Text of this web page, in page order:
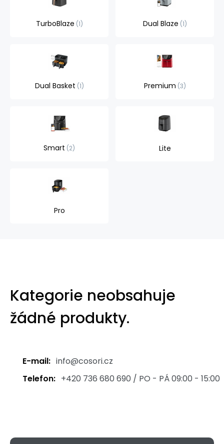
TurboBlaze 1 Dual Blaze 1
Dual Basket 1 Premium 3
Smart 2 Lite
Pro
Kategorie neobsahuje
žádné produkty.
E-mail: info@cosori.cz
Telefon: +420 736 680 690 / PO - PÁ 09:00 - 15:00